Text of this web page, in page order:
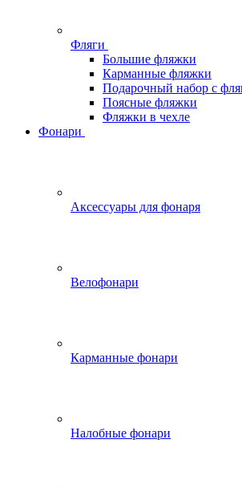
Фляги
Большие фляжки
Карманные фляжки
Подарочный набор с
Поясные фляжки
Фляжки в чехле
Фонари
Аксессуары для фонаря
Велофонари
Карманные фонари
Налобные фонари